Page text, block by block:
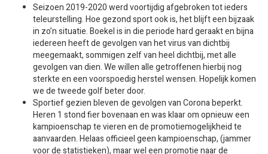
Seizoen 2019-2020 werd voortijdig afgebroken tot ieders
teleurstelling. Hoe gezond sport ook is, het blijft een bijzaak
in zo’n situatie. Boekel is in die periode hard geraakt en bijna
iedereen heeft de gevolgen van het virus van dichtbij
meegemaakt, sommigen zelf van heel dichtbij, met alle
gevolgen van dien. We willen alle getroffenen hierbij nog
sterkte en een voorspoedig herstel wensen. Hopelijk komen
we de tweede golf beter door.
Sportief gezien bleven de gevolgen van Corona beperkt.
Heren 1 stond fier bovenaan en was klaar om opnieuw een
kampioenschap te vieren en de promotiemogelijkheid te
aanvaarden. Helaas officieel geen kampioenschap, (jammer
voor de statistieken), maar wel een promotie naar de